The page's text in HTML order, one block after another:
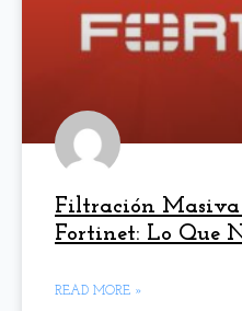
Filtración Masiva
Fortinet: Lo Que
READ MORE »